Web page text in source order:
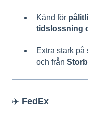
Känd för
tidslossning
Extra stark på
och från
✈️ FedEx